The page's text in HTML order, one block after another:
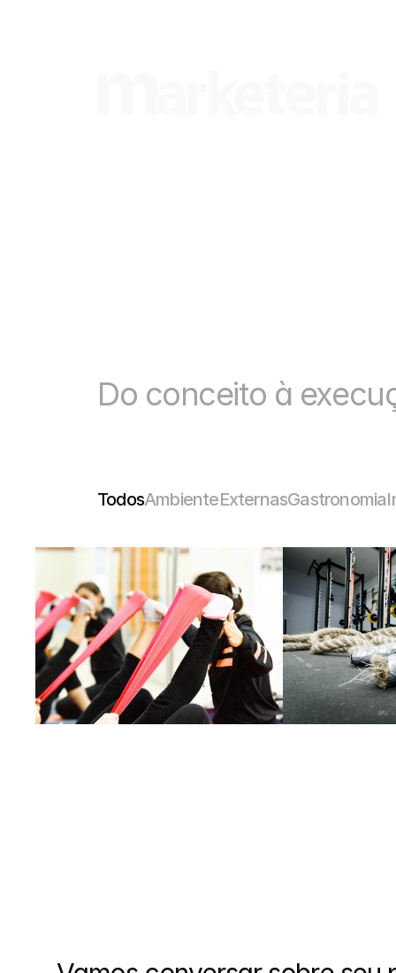
Do conceito à
TodosAmbienteExternasGastronomia